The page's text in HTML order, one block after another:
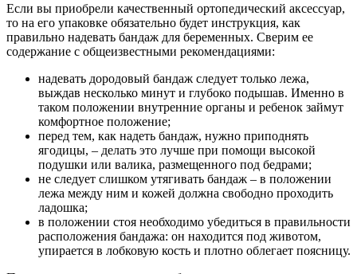
Если вы приобрели качественный ортопедический аксессуар,
то на его упаковке обязательно будет инструкция, как
правильно надевать бандаж для беременных. Сверим ее
содержание с общеизвестными рекомендациями:
надевать дородовый бандаж следует только лежа,
выждав несколько минут и глубоко подышав. Именно в
таком положении внутренние органы и ребенок займут
комфортное положение;
перед тем, как надеть бандаж, нужно приподнять
ягодицы, – делать это лучше при помощи высокой
подушки или валика, размещенного под бедрами;
не следует слишком утягивать бандаж – в положении
лежа между ним и кожей должна свободно проходить
ладошка;
в положении стоя необходимо убедиться в правильности
расположения бандажа: он находится под животом,
упирается в лобковую кость и плотно облегает поясницу.